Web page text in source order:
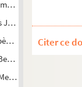
de
vers 1685
Avis au public",
"Mémoire
et Le Vasseur.
Citer ce